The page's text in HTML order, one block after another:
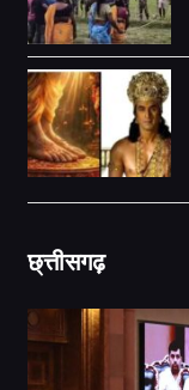
छ्त्तीसगढ़